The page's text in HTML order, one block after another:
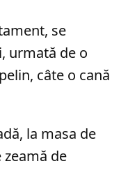
se
urmată de o
câte o cană
la masa de
zeamă de